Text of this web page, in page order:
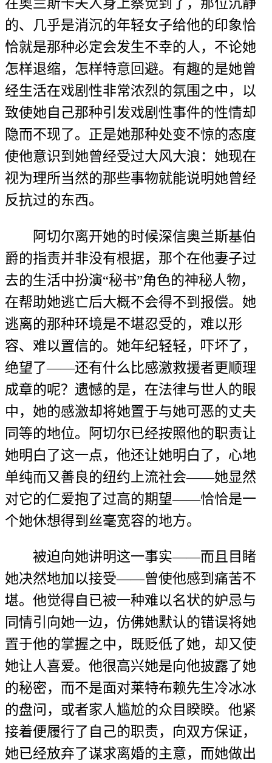
在奥兰斯卡夫人身上察觉到了，那位沉静
的、几乎是消沉的年轻女子给他的印象恰
恰就是那种必定会发生不幸的人，不论她
怎样退缩，怎样特意回避。有趣的是她曾
经生活在戏剧性非常浓烈的氛围之中，以
致使她自己那种引发戏剧性事件的性情却
隐而不现了。正是她那种处变不惊的态度
使他意识到她曾经受过大风大浪：她现在
视为理所当然的那些事物就能说明她曾经
反抗过的东西。
阿切尔离开她的时候深信奥兰斯基伯
爵的指责并非没有根据，那个在他妻子过
去的生活中扮演“秘书”角色的神秘人物，
在帮助她逃亡后大概不会得不到报偿。她
逃离的那种环境是不堪忍受的，难以形
容、难以置信的。她年纪轻轻，吓坏了，
绝望了——还有什么比感激救援者更顺理
成章的呢？遗憾的是，在法律与世人的眼
中，她的感激却将她置于与她可恶的丈夫
同等的地位。阿切尔已经按照他的职责让
她明白了这一点，他还让她明白了，心地
单纯而又善良的纽约上流社会——她显然
对它的仁爱抱了过高的期望——恰恰是一
个她休想得到丝毫宽容的地方。
被迫向她讲明这一事实——而且目睹
她决然地加以接受——曾使他感到痛苦不
堪。他觉得自已被一种难以名状的妒忌与
同情引向她一边，仿佛她默认的错误将她
置于他的掌握之中，既贬低了她，却又使
她让人喜爱。他很高兴她是向他披露了她
的秘密，而不是面对莱特布赖先生冷冰冰
的盘问，或者家人尴尬的众目睽睽。他紧
接着便履行了自己的职责，向双方保证，
她已经放弃了谋求离婚的主意，而她做出